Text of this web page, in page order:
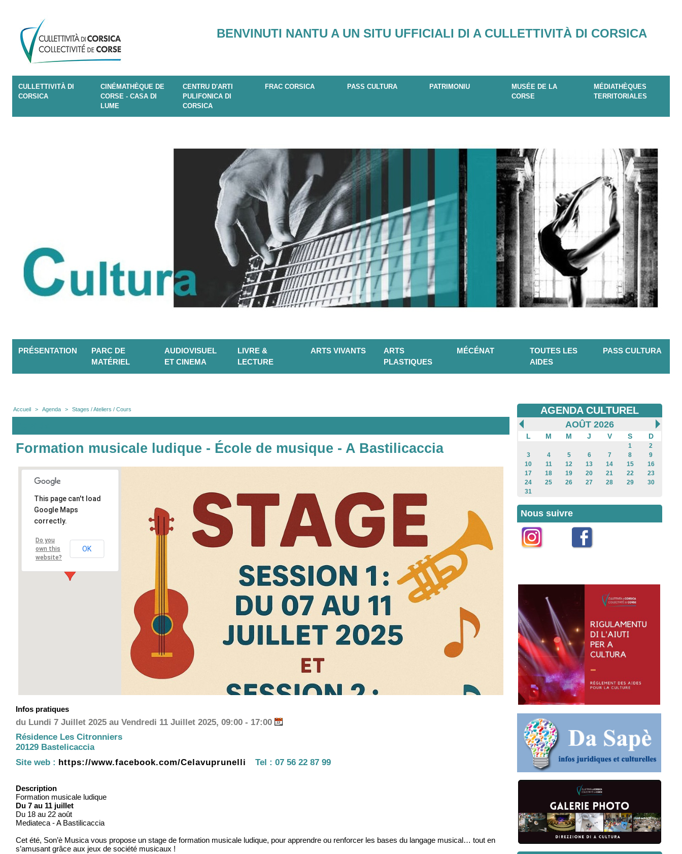
BENVINUTI NANTU A UN SITU UFFICIALI DI A CULLETTIVITÀ DI CORSICA
CULLETTIVITÀ DI
CORSICA
CINÉMATHÈQUE DE
CORSE - CASA DI
LUME
CENTRU D'ARTI
PULIFONICA DI
CORSICA
FRAC CORSICA PASS CULTURA PATRIMONIU
MUSÉE DE LA
CORSE
MÉDIATHÈQUES
TERRITORIALES
PRÉSENTATION
PARC DE
MATÉRIEL
AUDIOVISUEL
ET CINEMA
LIVRE &
LECTURE
ARTS VIVANTS
ARTS
PLASTIQUES
MÉCÉNAT
TOUTES LES
AIDES
PASS CULTURA
Accueil > Agenda > Stages / Ateliers / Cours
Formation musicale ludique - École de musique - A Bastilicaccia
This page can't load
Google Maps
correctly.
Do you
own this
website?
OK
Infos pratiques
du Lundi 7 Juillet 2025 au Vendredi 11 Juillet 2025, 09:00 - 17:00
Résidence Les Citronniers
20129 Bastelicaccia
Site web : https://www.facebook.com/Celavuprunelli Tel : 07 56 22 87 99
Description
Formation musicale ludique
Du 7 au 11 juillet
Du 18 au 22 août
Mediateca - A Bastilicaccia
Cet été, Son’è Musica vous propose un stage de formation musicale ludique, pour apprendre ou renforcer les bases du langage musical… tout en
s’amusant grâce aux jeux de société musicaux !
AGENDA CULTUREL
AOÛT 2026
L M M J V S D
1
2
3
4 5 6 7 8
9
10
11 12 13 14 15
16
17
18 19 20 21 22
23
24
25 26 27 28 29
30
31
Nous suivre